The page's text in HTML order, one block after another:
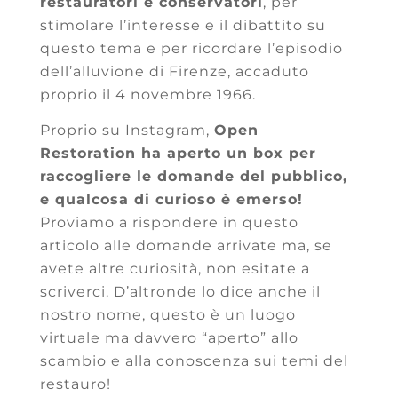
stimolare l’interesse e il dibattito su
questo tema e per ricordare l’episodio
dell’alluvione di Firenze, accaduto
proprio il 4 novembre 1966.
Proprio su Instagram, Open
Restoration ha aperto un box per
raccogliere le domande del pubblico,
e qualcosa di curioso è emerso!
Proviamo a rispondere in questo
articolo alle domande arrivate ma, se
avete altre curiosità, non esitate a
scriverci. D’altronde lo dice anche il
nostro nome, questo è un luogo
virtuale ma davvero “aperto” allo
scambio e alla conoscenza sui temi del
restauro!